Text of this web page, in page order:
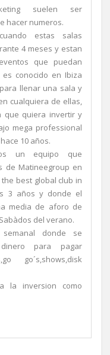
suelen ser
hacer numeros.
estas salas
4 meses y estan
que puedan
conocido en Ibiza
llenar una sala y
cualquiera de ellas,
que quiera invertir y
mega professional
10 años.
un equipo que
de Matineegroup en
best global club in
3 años y donde el
media de aforo de
del verano.
donde se
para pagar
go´s,shows,disk
la inversion como